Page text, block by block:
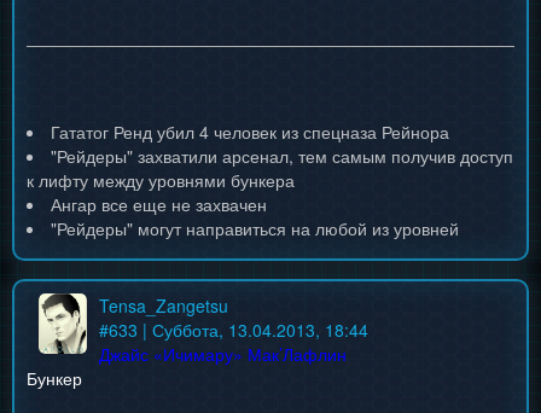
Гататог Ренд убил 4 человек из спецназа Рейнора
"Рейдеры" захватили арсенал, тем самым получив доступ
к лифту между уровнями бункера
Ангар все еще не захвачен
"Рейдеры" могут направиться на любой из уровней
Tensa_Zangetsu
#633 | Суббота, 13.04.2013, 18:44
Джайс «Ичимару» Мак’Лафлин
Бункер